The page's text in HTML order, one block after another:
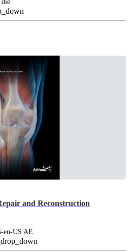
die
and Reconstruction
en-US AE